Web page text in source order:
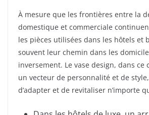
À mesure que les frontières entre la
domestique et commerciale
les pièces utilisées dans les hôtels et
souvent leur chemin dans les
inversement. Le vase design, dans ce
un vecteur de personnalité et de
d’adapter et de revitaliser n’importe